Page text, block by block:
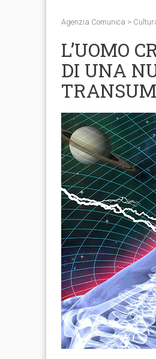
Agenzia Comunica >
L’UOMO
DI UNA